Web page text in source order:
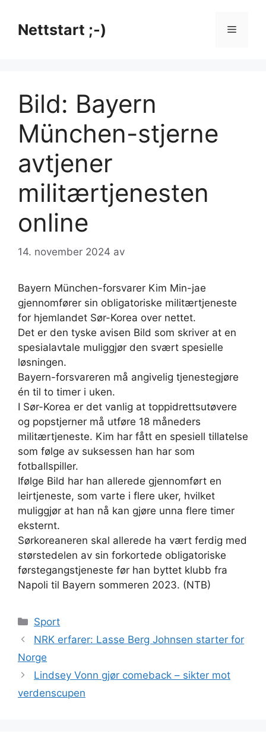
innholdNettstart ;-) Meny
Bild: Bayern
München-stjerne
avtjener
militærtjenesten
online
14. november 2024 av
Bayern München-forsvarer Kim Min-jae
gjennomfører sin obligatoriske militærtjeneste
for hjemlandet Sør-Korea over nettet.
Det er den tyske avisen Bild som skriver at en
spesialavtale muliggjør den svært spesielle
løsningen.
Bayern-forsvareren må angivelig tjenestegjøre
én til to timer i uken.
I Sør-Korea er det vanlig at toppidrettsutøvere
og popstjerner må utføre 18 måneders
militærtjeneste. Kim har fått en spesiell tillatelse
som følge av suksessen han har som
fotballspiller.
Ifølge Bild har han allerede gjennomført en
leirtjeneste, som varte i flere uker, hvilket
muliggjør at han nå kan gjøre unna flere timer
eksternt.
Sørkoreaneren skal allerede ha vært ferdig med
størstedelen av sin forkortede obligatoriske
førstegangstjeneste før han byttet klubb fra
Napoli til Bayern sommeren 2023. (NTB)
Kategorier
Sport
NRK erfarer: Lasse Berg Johnsen starter for
Norge
Lindsey Vonn gjør comeback – sikter mot
verdenscupen